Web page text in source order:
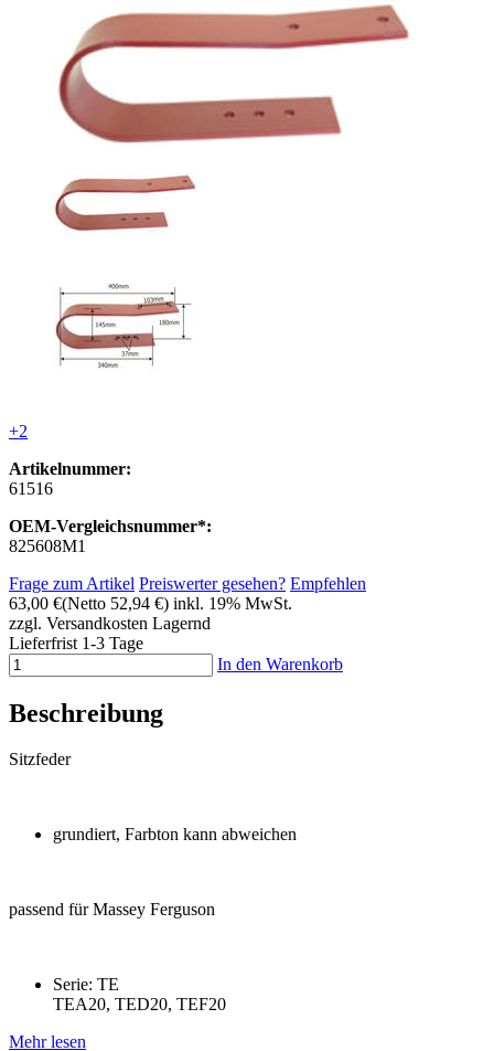
+2
Artikelnummer:
61516
OEM-Vergleichsnummer*:
825608M1
Frage zum Artikel Preiswerter gesehen? Empfehlen
63,00 €(Netto 52,94 €) inkl. 19% MwSt.
zzgl. Versandkosten Lagernd
Lieferfrist 1-3 Tage
In den Warenkorb
Beschreibung
Sitzfeder
grundiert, Farbton kann abweichen
passend für Massey Ferguson
Serie: TE
TEA20, TED20, TEF20
Mehr lesen